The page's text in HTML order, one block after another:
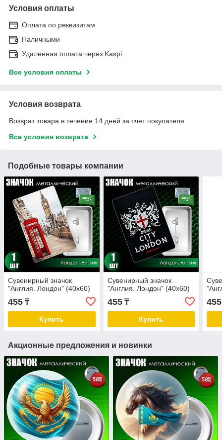
Условия оплаты
Оплата по реквизитам
Наличными
Удаленная оплата через Kaspi
Все условия оплаты
Условия возврата
Возврат товара в течение 14 дней за счет покупателя
Все условия возврата
Подобные товары компании
Сувенирный значок
"Англия. Лондон" (40х60)
455 ₸
Купить
Сувенирный значок
"Англия. Лондон" (40х60)
455₸
Купить
455
Акционные предложения и новинки